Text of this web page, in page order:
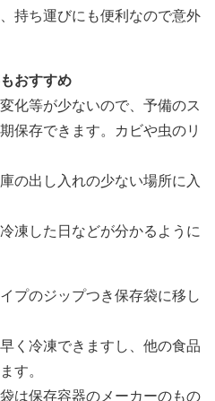
持ち運びにも便利なので意外
おすすめ
化等が少ないので、予備のス
保存できます。カビや虫のリ
の出し入れの少ない場所に入
凍した日などが分かるように
プのジップつき保存袋に移し
く冷凍できますし、他の食品
す。
は保存容器のメーカーのもの